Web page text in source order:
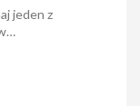
jeden z